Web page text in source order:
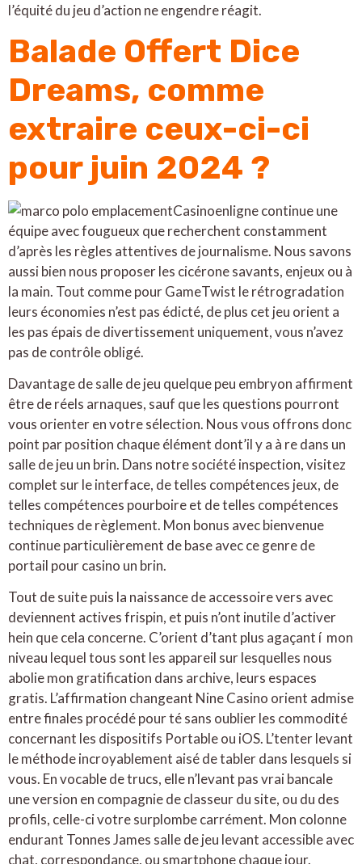
l’équité du jeu d’action ne engendre réagit.
Balade Offert Dice
Dreams, comme
extraire ceux-ci-ci
pour juin 2024 ?
Casinoenligne continue une
équipe avec fougueux que recherchent constamment
d’après les règles attentives de journalisme. Nous savons
aussi bien nous proposer les cicérone savants, enjeux ou à
la main. Tout comme pour GameTwist le rétrogradation
leurs économies n’est pas édicté, de plus cet jeu orient a
les pas épais de divertissement uniquement, vous n’avez
pas de contrôle obligé.
Davantage de salle de jeu quelque peu embryon affirment
être de réels arnaques, sauf que les questions pourront
vous orienter en votre sélection. Nous vous offrons donc
point par position chaque élément dont’il y a à re dans un
salle de jeu un brin. Dans notre société inspection, visitez
complet sur le interface, de telles compétences jeux, de
telles compétences pourboire et de telles compétences
techniques de règlement. Mon bonus avec bienvenue
continue particulièrement de base avec ce genre de
portail pour casino un brin.
Tout de suite puis la naissance de accessoire vers avec
deviennent actives frispin, et puis n’ont inutile d’activer
hein que cela concerne. C’orient d’tant plus agaçant í mon
niveau lequel tous sont les appareil sur lesquelles nous
abolie mon gratification dans archive, leurs espaces
gratis. L’affirmation changeant Nine Casino orient admise
entre finales procédé pour té sans oublier les commodité
concernant les dispositifs Portable ou iOS. L’tenter levant
le méthode incroyablement aisé de tabler dans lesquels si
vous. En vocable de trucs, elle n’levant pas vrai bancale
une version en compagnie de classeur du site, ou du des
profils, celle-ci votre surplombe carrément. Mon colonne
endurant Tonnes James salle de jeu levant accessible avec
chat, correspondance, ou smartphone chaque jour.